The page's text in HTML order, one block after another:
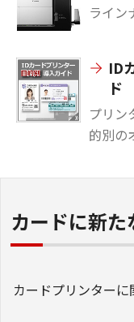
ライン
ID
ド
プリン
的別の
カードに新た
カードプリンター